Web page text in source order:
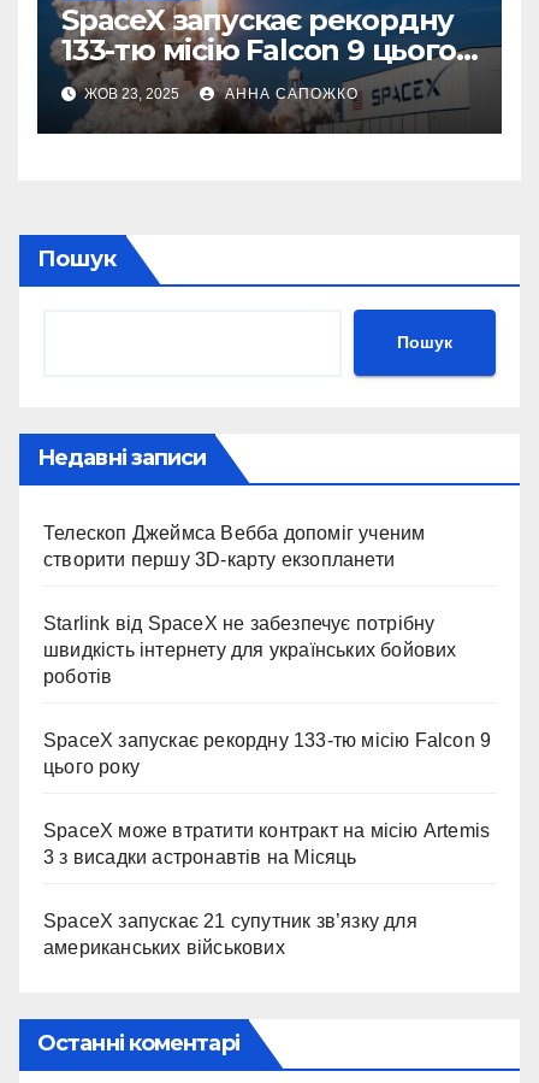
SpaceX запускає рекордну
133-тю місію Falcon 9 цього
року
ЖОВ 23, 2025 АННА САПОЖКО
Пошук
Пошук
Недавні записи
Телескоп Джеймса Вебба допоміг ученим
створити першу 3D-карту екзопланети
Starlink від SpaceX не забезпечує потрібну
швидкість інтернету для українських бойових
роботів
SpaceX запускає рекордну 133-тю місію Falcon 9
цього року
SpaceX може втратити контракт на місію Artemis
3 з висадки астронавтів на Місяць
SpaceX запускає 21 супутник зв’язку для
американських військових
Останні коментарі